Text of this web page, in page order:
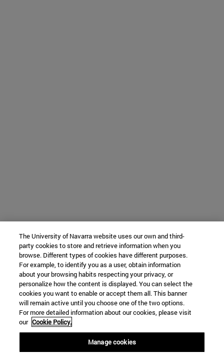
The University of Navarra website uses our own and third-
party cookies to store and retrieve information when you
browse. Different types of cookies have different purposes.
For example, to identify you as a user, obtain information
about your browsing habits respecting your privacy, or
personalize how the content is displayed. You can select the
cookies you want to enable or accept them all. This banner
will remain active until you choose one of the two options.
For more detailed information about our cookies, please visit
our Cookie Policy.
Manage cookies